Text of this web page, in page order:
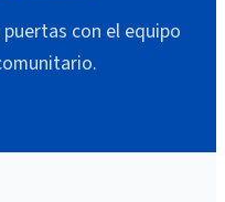
con el equipo